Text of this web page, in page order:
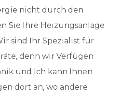
nicht durch den
Sie Ihre Heizungsanlage
sind Ihr Spezialist für
denn wir Verfügen
und Ich kann Ihnen
dort an, wo andere